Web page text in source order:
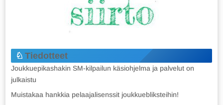
Tiedotteet
Joukkuepikashakin SM-kilpailun käsiohjelma ja palvelut on
julkaistu
Muistakaa hankkia pelaajalisenssit joukkuebliksteihin!